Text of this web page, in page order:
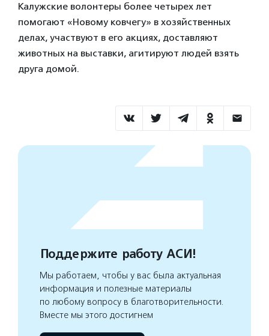
Калужские волонтеры более четырех лет
помогают «Новому ковчегу» в хозяйственных
делах, участвуют в его акциях, доставляют
животных на выставки, агитируют людей взять
друга домой.
Поддержите работу АСИ!
Мы работаем, чтобы у вас была актуальная
информация и полезные материалы
по любому вопросу в благотворительности.
Вместе мы этого достигнем